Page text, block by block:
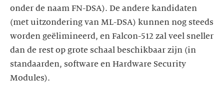
onder de naam FN-DSA). De andere kandidaten
(met uitzondering van ML-DSA) kunnen nog steeds
worden geëlimineerd, en Falcon-512 zal veel sneller
dan de rest op grote schaal beschikbaar zijn (in
standaarden, software en Hardware Security
Modules).